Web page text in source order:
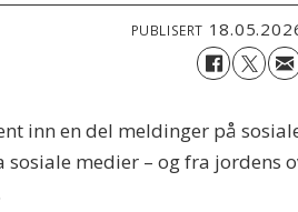
PUBLISERT
inn en del meldinger på
medier – og fra jordens